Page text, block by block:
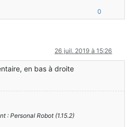
0
26 juil. 2019 à 15:26
en bas à droite
: Personal Robot (1.15.2)